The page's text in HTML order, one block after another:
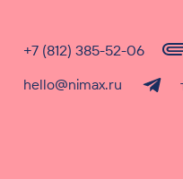
hello@nimax.ru
+7 (812) 385-52-06